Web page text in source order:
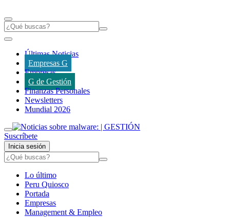
Últimas Noticias
Empresas G
Empresas
G de Gestión
Finanzas Personales
Newsletters
Mundial 2026
Suscríbete
Inicia sesión
Lo último
Peru Quiosco
Portada
Empresas
Management & Empleo